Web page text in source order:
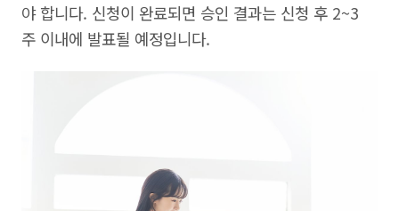
야 합니다. 신청이 완료되면 승인 결과는 신청 후 2~3
주 이내에 발표될 예정입니다.